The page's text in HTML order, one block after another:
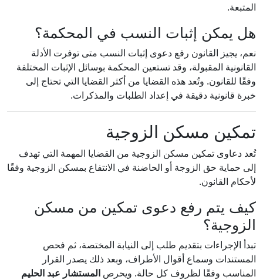
المتبعة.
هل يمكن إثبات النسب في المحكمة؟
نعم، يجيز القانون رفع دعوى إثبات النسب متى توفرت الأدلة
القانونية المقبولة، وقد تستعين المحكمة بوسائل الإثبات المختلفة
وفقًا للقانون. وتُعد هذه القضايا من أكثر القضايا التي تحتاج إلى
خبرة قانونية دقيقة في إعداد الطلبات والمذكرات.
تمكين مسكن الزوجية
تُعد دعاوى تمكين مسكن الزوجية من القضايا المهمة التي تهدف
إلى حماية حق الزوجة أو الحاضنة في الانتفاع بمسكن الزوجية وفقًا
لأحكام القانون.
كيف يتم رفع دعوى تمكين من مسكن
الزوجية؟
تبدأ الإجراءات بتقديم طلب إلى النيابة المختصة، ثم فحص
المستندات وسماع أقوال الأطراف، وبعد ذلك يصدر القرار
المناسب وفقًا لظروف كل حالة. ويحرص المستشار عبد الحليم